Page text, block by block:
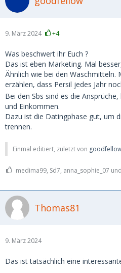
9. März 2024 +4
Was beschwert ihr Euch ?
Das ist eben Marketing. Mal
Ähnlich wie bei den Waschmitteln.
erzählen, dass Persil jedes Jahr
Bei den Sbs sind es die
und Einkommen.
Dazu ist die Datingphase gut, um
trennen.
Einmal editiert, zuletzt von
medima99, Sd7, anna_sophie_07
Thomas81
9. März 2024
Das ist tatsächlich eine